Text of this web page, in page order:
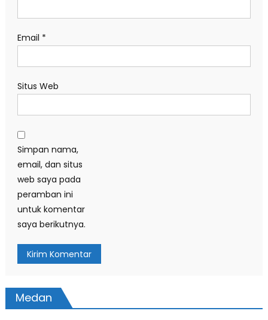
Email *
Situs Web
Simpan nama,
email, dan situs
web saya pada
peramban ini
untuk komentar
saya berikutnya.
Medan